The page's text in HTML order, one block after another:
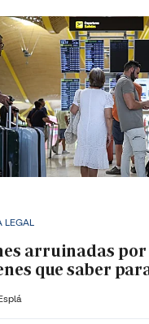
LEGAL
arruinadas
que saber